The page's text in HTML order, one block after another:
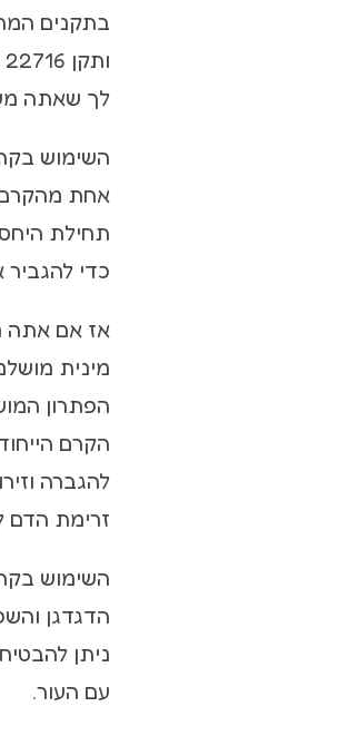
לך שאתה
תחילת
כדי
אז אם אתה
הפתרון
להגברה
זרימת הדם
השימוש
ניתן
עם העור.